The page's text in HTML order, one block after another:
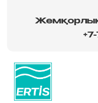
Жемқорлық